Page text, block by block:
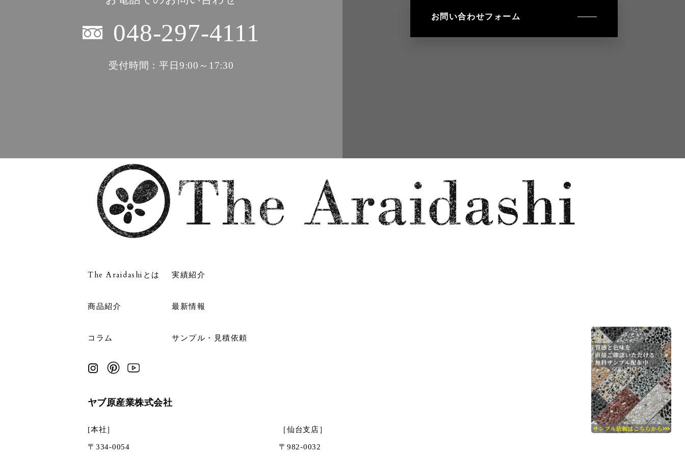
048-297-4111
受付時間：平日9:00～17:30
お問い合わせフォーム
The Araidashiとは 実績紹介
商品紹介 最新情報
コラム サンプル・見積依頼
ヤブ原産業株式会社
[本社］
〒334-0054
［仙台支店］
〒982-0032